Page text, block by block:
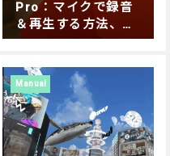
Pro：マイクで録音
＆再生する方法、Un
ity Visual Scriptin
Manual